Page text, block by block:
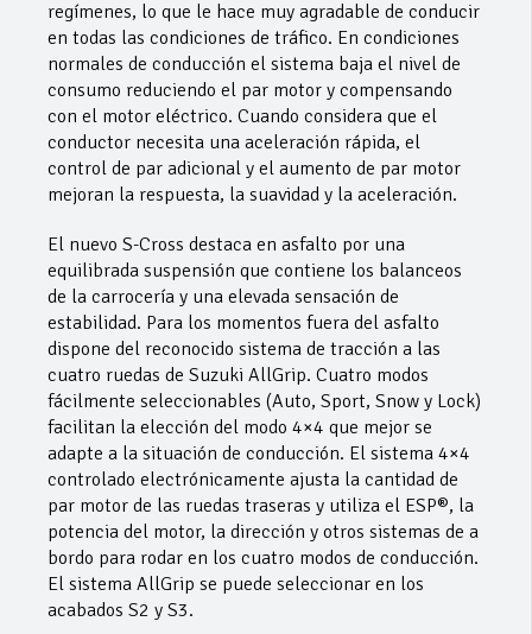
regímenes, lo que le hace muy agradable de conducir
en todas las condiciones de tráfico. En condiciones
normales de conducción el sistema baja el nivel de
consumo reduciendo el par motor y compensando
con el motor eléctrico. Cuando considera que el
conductor necesita una aceleración rápida, el
control de par adicional y el aumento de par motor
mejoran la respuesta, la suavidad y la aceleración.
El nuevo S-Cross destaca en asfalto por una
equilibrada suspensión que contiene los balanceos
de la carrocería y una elevada sensación de
estabilidad. Para los momentos fuera del asfalto
dispone del reconocido sistema de tracción a las
cuatro ruedas de Suzuki AllGrip. Cuatro modos
fácilmente seleccionables (Auto, Sport, Snow y Lock)
facilitan la elección del modo 4×4 que mejor se
adapte a la situación de conducción. El sistema 4×4
controlado electrónicamente ajusta la cantidad de
par motor de las ruedas traseras y utiliza el ESP®, la
potencia del motor, la dirección y otros sistemas de a
bordo para rodar en los cuatro modos de conducción.
El sistema AllGrip se puede seleccionar en los
acabados S2 y S3.